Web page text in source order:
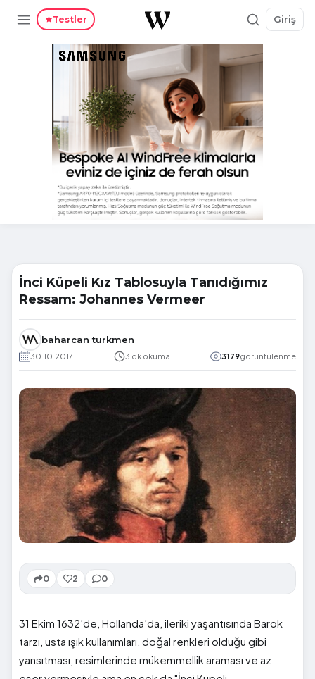
Testler Giriş
İnci Küpeli Kız Tablosuyla Tanıdığımız
Ressam: Johannes Vermeer
baharcan turkmen
30.10.2017 3 dk okuma 3179görüntülenme
0 2 0
31 Ekim 1632’de, Hollanda’da, ileriki yaşantısında Barok
tarzı, usta ışık kullanımları, doğal renkleri olduğu gibi
yansıtması, resimlerinde mükemmellik araması ve az